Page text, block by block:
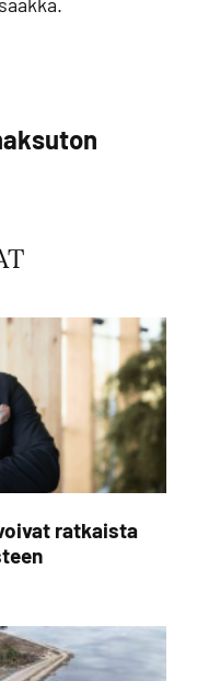
ratkaista